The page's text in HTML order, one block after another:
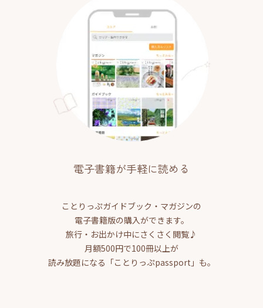
電子書籍が手軽に読める
ことりっぷガイドブック・マガジンの
電子書籍版の購入ができます。
旅行・お出かけ中にさくさく閲覧♪
月額500円で100冊以上が
読み放題になる「ことりっぷpassport」も。